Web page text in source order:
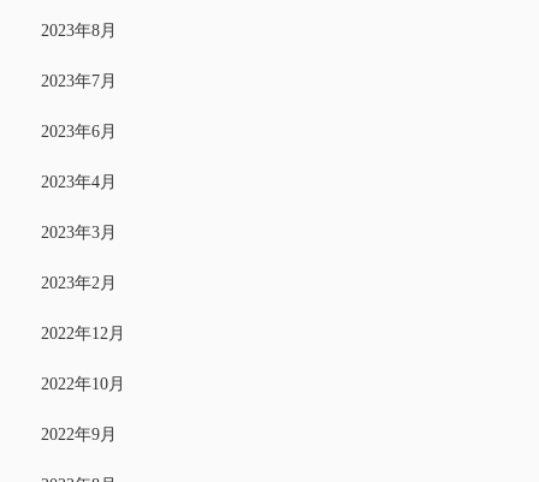
2023年8月
2023年7月
2023年6月
2023年4月
2023年3月
2023年2月
2022年12月
2022年10月
2022年9月